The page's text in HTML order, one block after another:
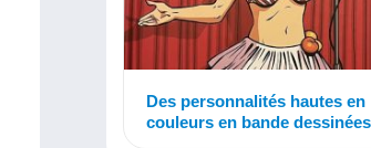
Des personnalités hautes en
couleurs en bande dessinées